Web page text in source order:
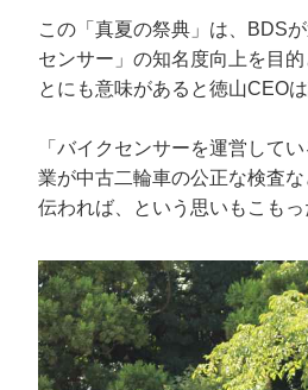
この「真夏の祭典」は、BDS
センサー」の知名度向上を目
とにも意味があると徳山CEOは
「バイクセンサーを運営して
業が中古二輪車の公正な検査
伝われば、という思いもこもっ